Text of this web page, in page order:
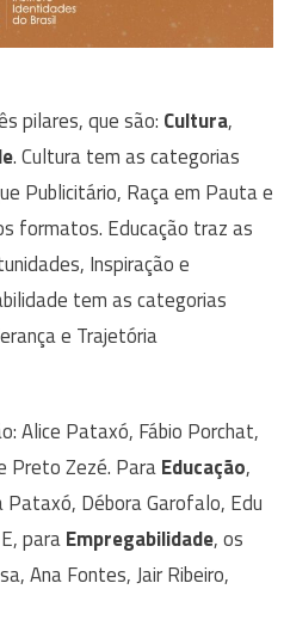
pilares, que são: Cultura,
. Cultura tem as categorias
Publicitário, Raça em Pauta e
formatos. Educação traz as
Inspiração e
tem as categorias
e Trajetória
Alice Pataxó, Fábio Porchat,
Preto Zezé. ParaEducação,
Débora Garofalo, Edu
paraEmpregabilidade, os
Ana Fontes, Jair Ribeiro,